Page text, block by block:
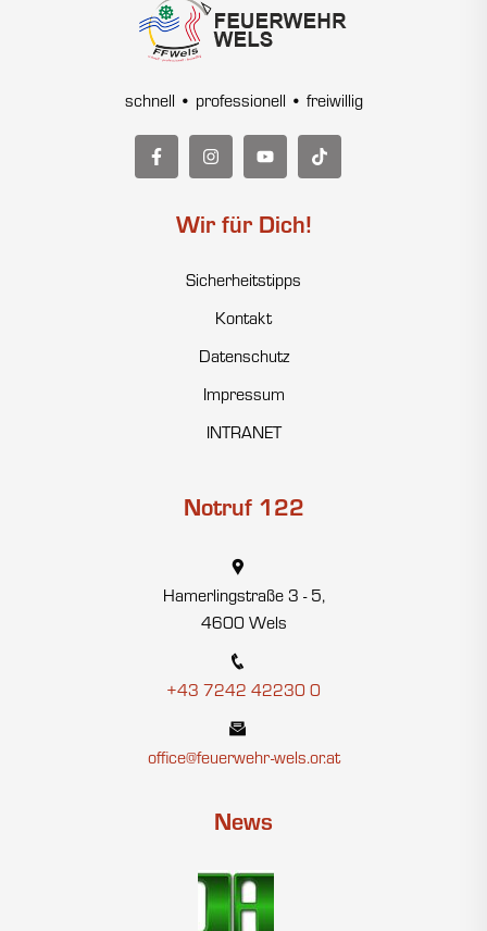
schnell • professionell • freiwillig
Wir für Dich!
Sicherheitstipps
Kontakt
Datenschutz
Impressum
INTRANET
Notruf 122
Hamerlingstraße 3 - 5,
4600 Wels
+43 7242 42230 0
office@feuerwehr-wels.or.at
News